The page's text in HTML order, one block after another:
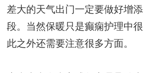
差大的天气出门一定要做好增
段。当然保暖只是癫痫护理中
此之外还需要注意很多方面。